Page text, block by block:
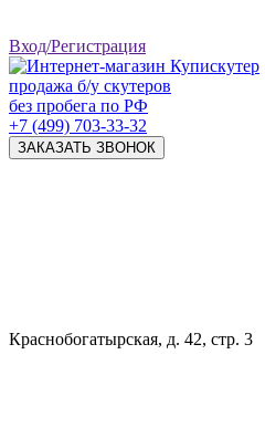
Вход/Регистрация
продажа б/у скутеров
без пробега по РФ
+7 (499) 703-33-32
ЗАКАЗАТЬ ЗВОНОК
Краснобогатырская, д. 42, стр. 3